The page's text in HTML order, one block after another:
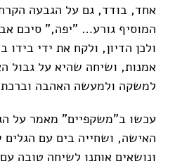
אחד, בודד, גם על הגבעה
המוסיף גורע… "יפה," סיכם
ולכן הדיון, ולקח את ידי בידו
אמנות, ושיחה שהיא על גבול
למשקה ולמעשה האהבה
עכשו ב"משקפיים" מאמר על
האישה, ושחייה בים עם הגלים
ונושאים אותנו לשיחה טובה